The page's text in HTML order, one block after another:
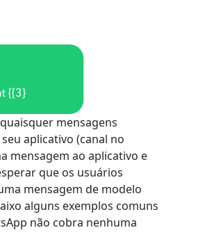
mensagens
aplicativo (canal no
mensagem ao aplicativo e
que os usuários
mensagem de modelo
alguns exemplos comuns
não cobra nenhuma